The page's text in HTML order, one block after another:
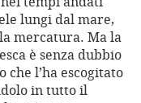
lungi dal mare,
mercatura. Ma la
è senza dubbio
l’ha escogitato
in tutto il